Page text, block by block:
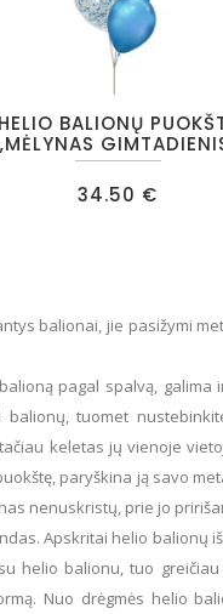
HELIO BALIONŲ
34.50 €
balionai, jie pasižymi
pagal spalvą,
tuomet
keletas jų vienoje
paryškina ją savo
nenuskristų, prie jo
Apskritai helio balionų
helio balionu, tuo
Nuo drėgmės helio